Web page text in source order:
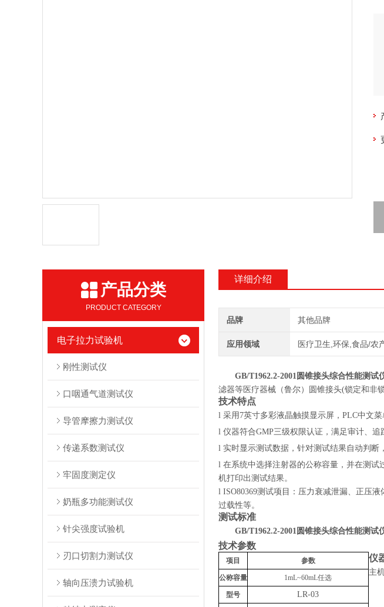
产品分类
PRODUCT CATEGORY
电子拉力试验机
刚性测试仪
口咽通气道测试仪
导管摩擦力测试仪
传递系数测试仪
牢固度测定仪
奶瓶多功能测试仪
针尖强度试验机
刃口切割力测试仪
轴向压溃力试验机
详细介绍
品牌 其他品牌
应用领域 医疗卫生,环保,食品/农
GB/T1962.2-2001圆锥接头综合性能测试
滤器等医疗器械（鲁尔）圆锥接头(锁定和非
技术特点
l 采用 7英寸多彩液晶触摸显示屏，PLC中文菜
l 仪器符合GMP三级权限认证，满足审计、追
l 实时显示测试数据，针对测试结果自动判断
l 在系统中选择注射器的公称容量，并在测试
机打印出测试结果。
l ISO80369测试项目：压力衰减泄漏、正压
过载性等。
测试标准
GB/T1962.2-2001圆锥接头综合性能测试
技术参数
项目 参数
公称容量 1mL~60mL任选
型号 LR-03
仪
主